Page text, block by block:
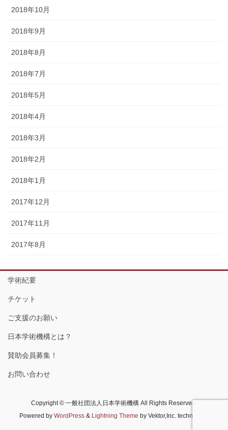
2018年10月
2018年9月
2018年8月
2018年7月
2018年5月
2018年4月
2018年3月
2018年2月
2018年1月
2017年12月
2017年11月
2017年8月
学術紀要
チケット
ご支援のお願い
日本学術機構とは？
賛助会員募集！
お問い合わせ
Copyright © 一般社団法人日本学術機構 All Rights Reserved.
Powered by WordPress& Lightning Theme by Vektor,Inc. technology.